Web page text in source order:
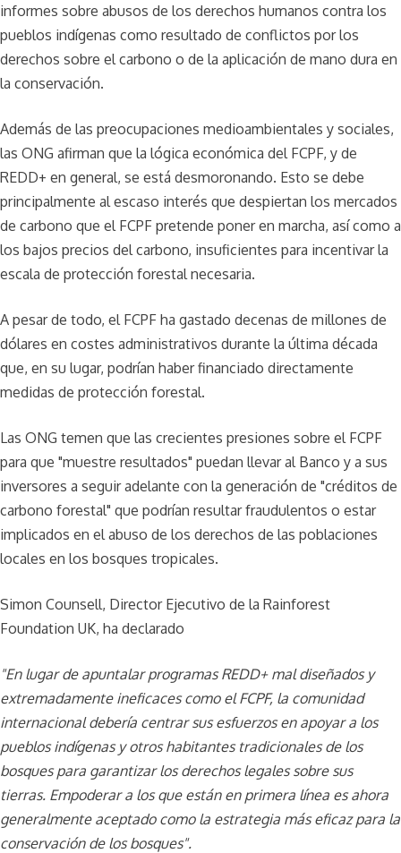
informes sobre abusos de los derechos humanos contra los
pueblos indígenas como resultado de conflictos por los
derechos sobre el carbono o de la aplicación de mano dura en
la conservación.
Además de las preocupaciones medioambientales y sociales,
las ONG afirman que la lógica económica del FCPF, y de
REDD+ en general, se está desmoronando. Esto se debe
principalmente al escaso interés que despiertan los mercados
de carbono que el FCPF pretende poner en marcha, así como a
los bajos precios del carbono, insuficientes para incentivar la
escala de protección forestal necesaria.
A pesar de todo, el FCPF ha gastado decenas de millones de
dólares en costes administrativos durante la última década
que, en su lugar, podrían haber financiado directamente
medidas de protección forestal.
Las ONG temen que las crecientes presiones sobre el FCPF
para que "muestre resultados" puedan llevar al Banco y a sus
inversores a seguir adelante con la generación de "créditos de
carbono forestal" que podrían resultar fraudulentos o estar
implicados en el abuso de los derechos de las poblaciones
locales en los bosques tropicales.
Simon Counsell, Director Ejecutivo de la Rainforest
Foundation UK, ha declarado
"En lugar de apuntalar programas REDD+ mal diseñados y
extremadamente ineficaces como el FCPF, la comunidad
internacional debería centrar sus esfuerzos en apoyar a los
pueblos indígenas y otros habitantes tradicionales de los
bosques para garantizar los derechos legales sobre sus
tierras. Empoderar a los que están en primera línea es ahora
generalmente aceptado como la estrategia más eficaz para la
conservación de los bosques".